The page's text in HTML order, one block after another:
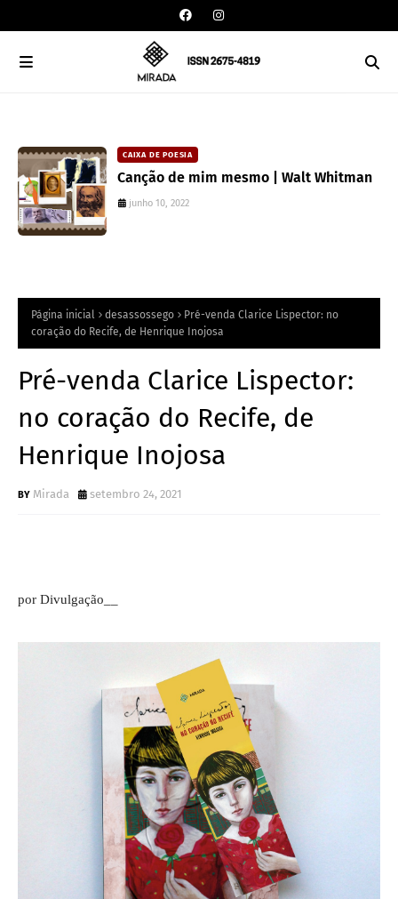
CAIXA DE POESIA
Canção de mim mesmo | Walt Whitman
junho 10, 2022
Página inicial desassossego
Pré-venda Clarice Lispector: no
coração do Recife, de Henrique Inojosa
Pré-venda Clarice Lispector:
no coração do Recife, de
Henrique Inojosa
Mirada setembro 24, 2021
por Divulgação__